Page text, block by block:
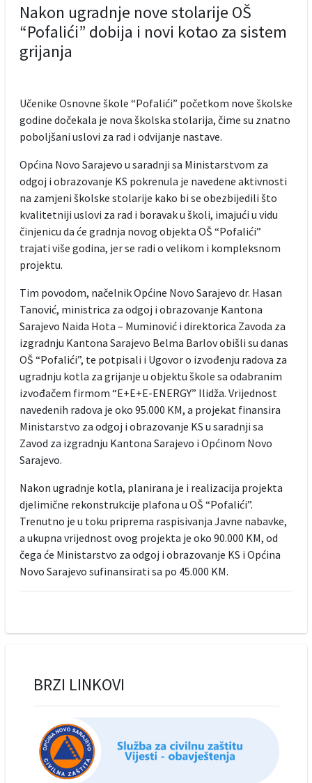
Nakon ugradnje nove stolarije OŠ
“Pofalići” dobija i novi kotao za sistem
grijanja
Učenike Osnovne škole “Pofalići” početkom nove školske
godine dočekala je nova školska stolarija, čime su znatno
poboljšani uslovi za rad i odvijanje nastave.
Općina Novo Sarajevo u saradnji sa Ministarstvom za
odgoj i obrazovanje KS pokrenula je navedene aktivnosti
na zamjeni školske stolarije kako bi se obezbijedili što
kvalitetniji uslovi za rad i boravak u školi, imajući u vidu
činjenicu da će gradnja novog objekta OŠ “Pofalići”
trajati više godina, jer se radi o velikom i kompleksnom
projektu.
Tim povodom, načelnik Općine Novo Sarajevo dr. Hasan
Tanović, ministrica za odgoj i obrazovanje Kantona
Sarajevo Naida Hota – Muminović i direktorica Zavoda za
izgradnju Kantona Sarajevo Belma Barlov obišli su danas
OŠ “Pofalići”, te potpisali i Ugovor o izvođenju radova za
ugradnju kotla za grijanje u objektu škole sa odabranim
izvođačem firmom “E+E+E-ENERGY” Ilidža. Vrijednost
navedenih radova je oko 95.000 KM, a projekat finansira
Ministarstvo za odgoj i obrazovanje KS u saradnji sa
Zavod za izgradnju Kantona Sarajevo i Općinom Novo
Sarajevo.
Nakon ugradnje kotla, planirana je i realizacija projekta
djelimične rekonstrukcije plafona u OŠ “Pofalići”.
Trenutno je u toku priprema raspisivanja Javne nabavke,
a ukupna vrijednost ovog projekta je oko 90.000 KM, od
čega će Ministarstvo za odgoj i obrazovanje KS i Općina
Novo Sarajevo sufinansirati sa po 45.000 KM.
BRZI LINKOVI